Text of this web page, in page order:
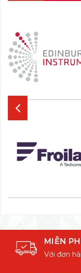
MIỄN
Với đơn